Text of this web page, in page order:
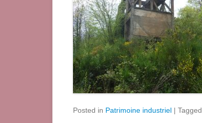
Posted in Patrimoine industriel | Tagged